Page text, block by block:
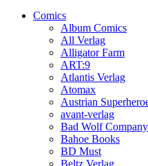
Comics
Album Comics
All Verlag
Alligator Farm
ART:9
Atlantis Verlag
Atomax
Austrian
avant-verlag
Bad Wolf Company
Bahoe Books
BD Must
Beltz Verlag